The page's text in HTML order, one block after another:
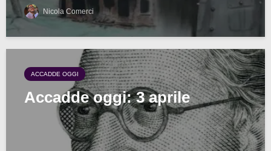
Nicola Comerci
ACCADDE OGGI
Accadde oggi: 3 aprile